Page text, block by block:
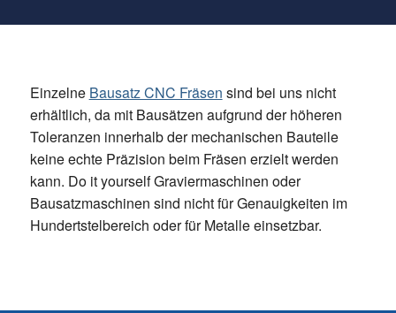
Einzelne Bausatz CNC Fräsen sind bei uns nicht
erhältlich, da mit Bausätzen aufgrund der höheren
Toleranzen innerhalb der mechanischen Bauteile
keine echte Präzision beim Fräsen erzielt werden
kann. Do it yourself Graviermaschinen oder
Bausatzmaschinen sind nicht für Genauigkeiten im
Hundertstelbereich oder für Metalle einsetzbar.